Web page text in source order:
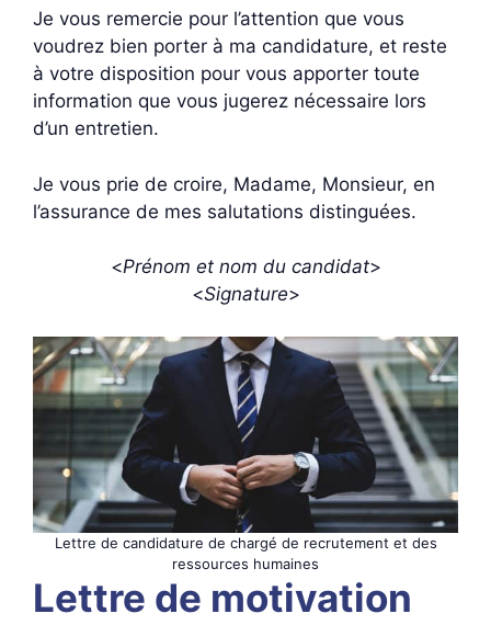
Je vous remercie pour l’attention que vous
voudrez bien porter à ma candidature, et reste
à votre disposition pour vous apporter toute
information que vous jugerez nécessaire lors
d’un entretien.
Je vous prie de croire, Madame, Monsieur, en
l’assurance de mes salutations distinguées.
<Prénom et nom du candidat>
<Signature>
Lettre de candidature de chargé de recrutement et des
ressources humaines
Lettre de motivation